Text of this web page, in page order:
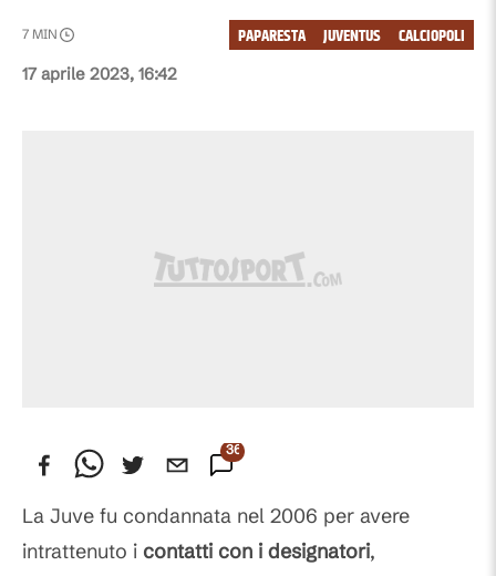
17 aprile 2023, 16:42
7 MIN CALCIOPOLI
JUVENTUS
PAPARESTA
36
La Juve fu condannata nel 2006 per avere
intrattenuto i contatti con i designatori,